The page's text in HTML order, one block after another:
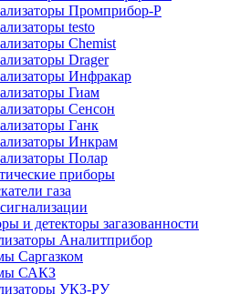
Промприбор-Р
testo
Chemist
Drager
Инфракар
Гиам
Сенсон
Ганк
Инкрам
Полар
приборы
газа
и детекторы загазованности
Аналитприбор
Саргазком
САКЗ
УКЗ-РУ